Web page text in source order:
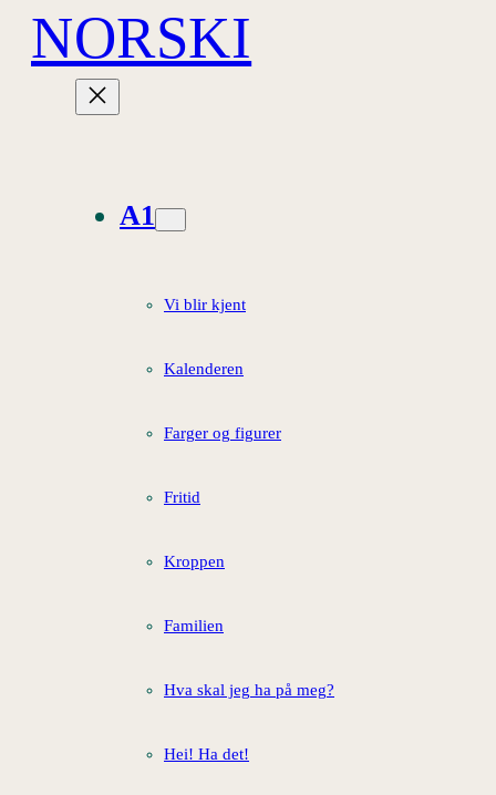
Hopp
innhold
NORSKI
A1
Vi blir kjent
Kalenderen
Farger og figurer
Fritid
Kroppen
Familien
Hva skal jeg ha på meg?
Hei! Ha det!